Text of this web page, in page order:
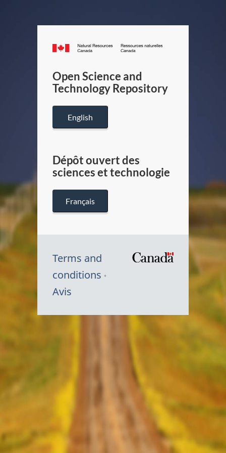
Canada.ca
/
Canada
Open Science and
Technology Repository
English
Dépôt ouvert des
sciences et technologie
Français
Terms and
conditions
Avis
Symbole
Canada